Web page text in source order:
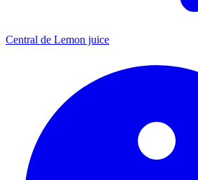
Central de Lemon juice